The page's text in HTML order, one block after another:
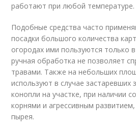
работают при любой температуре.
Подобные средства часто
посадки большого количества
огородах ими пользуются только
ручная обработка не позволяет
травами. Также на небольших
используют в случае застаревших
конопли на участке, при наличии
корнями и агрессивным
пырея.